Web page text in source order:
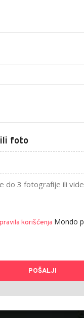
ili foto
do 3 fotografije ili
pravila korišćenja Mondo
POŠALJI